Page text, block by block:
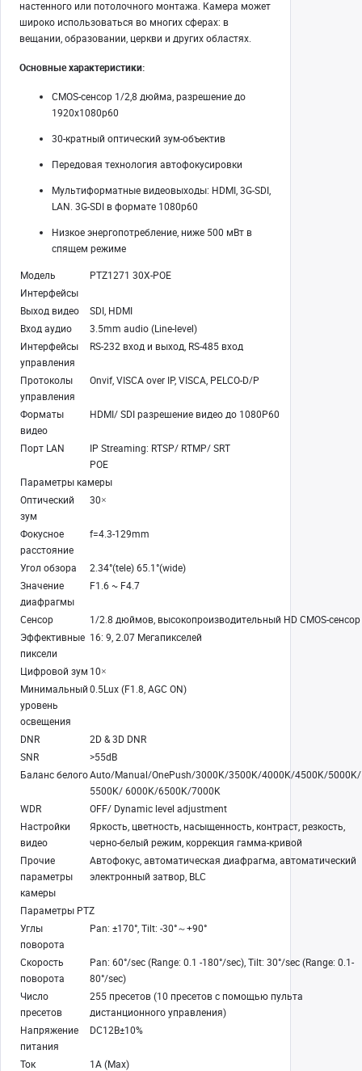
настенного или потолочного монтажа. Камера может
широко использоваться во многих сферах: в
вещании, образовании, церкви и других областях.
Основные характеристики:
CMOS-сенсор 1/2,8 дюйма, разрешение до
1920x1080р60
30-кратный оптический зум-объектив
Передовая технология автофокусировки
Мультиформатные видеовыходы: HDMI, 3G-SDI,
LAN. 3G-SDI в формате 1080p60
Низкое энергопотребление, ниже 500 мВт в
спящем режиме
Модель
PTZ1271 30X-POE
Интерфейсы
Выход видео
SDI, HDMI
Вход аудио
3.5mm audio (Line-level)
Интерфейсы
управления
RS-232 вход и выход, RS-485 вход
Протоколы
управления
Onvif, VISCA over IP, VISCA, PELCO-D/P
Форматы
видео
HDMI/ SDI разрешение видео до 1080P60
Порт LAN
IP Streaming: RTSP/ RTMP/ SRT
POE
Параметры камеры
Оптический
зум
30×
Фокусное
расстояние
f=4.3-129mm
Угол обзора
2.34°(tele) 65.1°(wide)
Значение
диафрагмы
F1.6 ~ F4.7
Сенсор
1/2.8 дюймов, высокопроизводительный HD CMOS-сенсор
Эффективные
пиксели
16: 9, 2.07 Мегапикселей
Цифровой зум 10×
Минимальный
уровень
освещения
0.5Lux (F1.8, AGC ON)
DNR
2D & 3D DNR
SNR
>55dB
Баланс белогоAuto/Manual/OnePush/3000K/3500K/4000K/4500K/5000K/
5500K/ 6000K/6500K/7000K
WDR
OFF/ Dynamic level adjustment
Настройки
видео
Яркость, цветность, насыщенность, контраст, резкость,
черно-белый режим, коррекция гамма-кривой
Прочие
параметры
камеры
Автофокус, автоматическая диафрагма, автоматический
электронный затвор, BLC
Параметры PTZ
Углы
поворота
Pan: ±170°, Tilt: -30°～+90°
Скорость
поворота
Pan: 60°/sec (Range: 0.1 -180°/sec), Tilt: 30°/sec (Range: 0.1-
80°/sec)
Число
пресетов
255 пресетов (10 пресетов с помощью пульта
дистанционного управления)
Напряжение
питания
DC12В±10%
Ток
1A (Max)